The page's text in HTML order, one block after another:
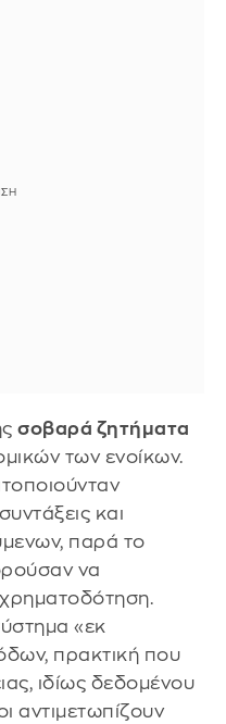
σοβαρά ζητήματα
των ενοίκων.
και
παρά το
να
«εκ
πρακτική που
ιδίως δεδομένου
αντιμετωπίζουν